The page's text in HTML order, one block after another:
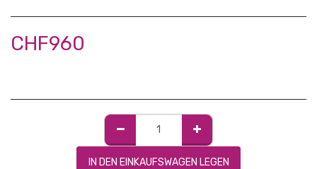
CHF960
IN DEN EINKAUFSWAGEN LEGEN